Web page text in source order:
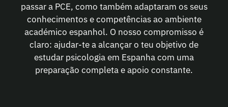
passar a PCE, como também adaptaram os seus
conhecimentos e competências ao ambiente
académico espanhol. O nosso compromisso é
claro: ajudar-te a alcançar o teu objetivo de
estudar psicologia em Espanha com uma
preparação completa e apoio constante.